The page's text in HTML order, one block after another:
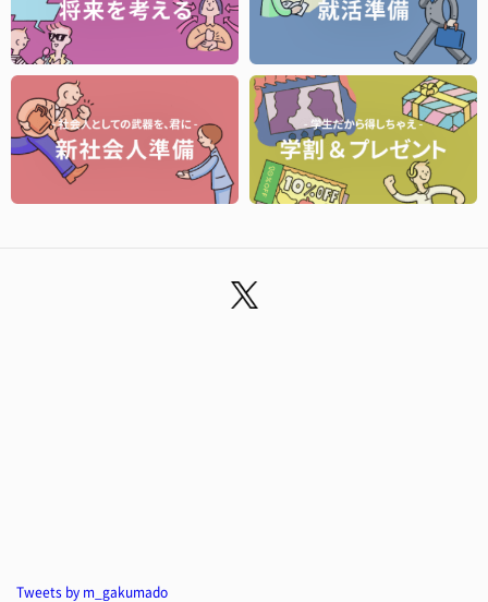
Tweets by m_gakumado